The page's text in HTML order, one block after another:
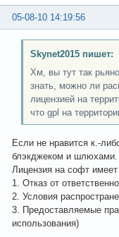
05-08-10 14:19:56
Skynet2015 пишет:
Хм, вы тут так
знать, можно ли
лицензией на
что gpl на
Если не нравится к.-
блэкджеком и шлюхами.
Лицензия на софт
1. Отказ от
2. Условия
3. Предоставляемые
использования)